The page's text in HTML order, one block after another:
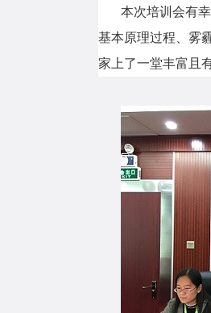
本次培训会有
基本原理过程、雾
家上了一堂丰富且